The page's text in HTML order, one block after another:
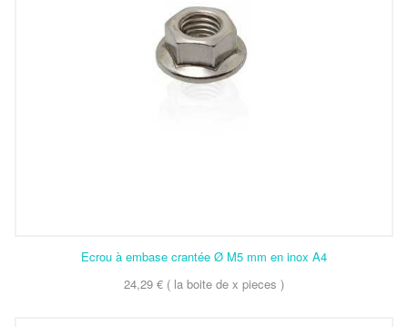
Ecrou à embase crantée Ø M5 mm en inox A4
24,29 € ( la boite de x pieces )